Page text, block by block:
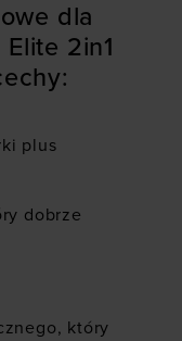
dla
2in1
plus
dobrze
który